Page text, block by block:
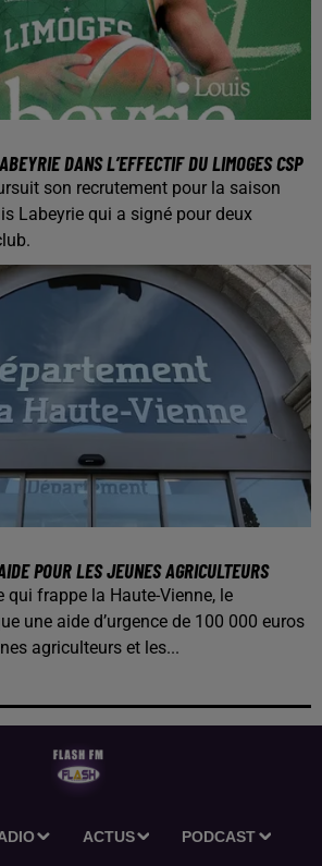
DANS L’EFFECTIF DU LIMOGES CSP
son recrutement pour la saison
Labeyrie qui a signé pour deux
POUR LES JEUNES AGRICULTEURS
qui frappe la Haute-Vienne, le
une aide d’urgence de 100 000 euros
agriculteurs et les...
ACTUS PODCAST